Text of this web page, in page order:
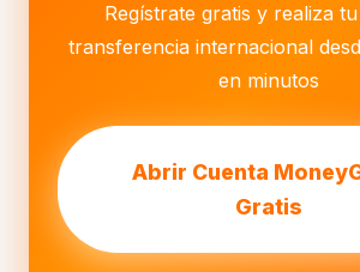
Regístrate gratis y realiza
transferencia internacional
en minutos
Abrir Cuenta
Gratis